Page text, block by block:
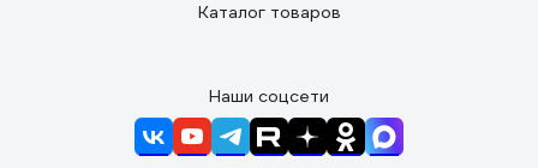
Каталог товаров
Наши соцсети